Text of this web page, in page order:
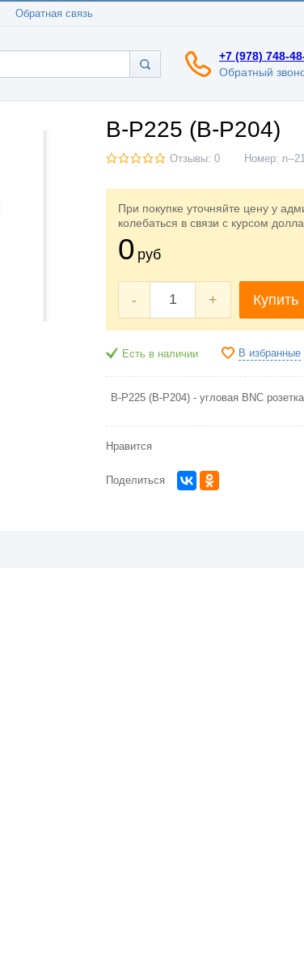
Обратная связь
+7 (978) 748-
Обратный
B-P225 (B-P204)
Отзывы: 0 Номер: n--
При покупке уточняйте цену у
колебаться в связи с курсом
0 руб
- + Купить
Есть в наличии В избранные
B-P225 (B-P204) - угловая BNC
Нравится
Поделиться